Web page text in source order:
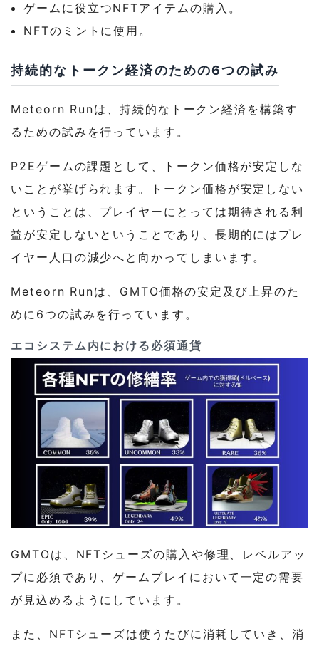
ゲームに役立つNFTアイテムの購入。
NFTのミントに使用。
持続的なトークン経済のための6つの試み
Meteorn Runは、持続的なトークン経済を構築す
るための試みを行っています。
P2Eゲームの課題として、トークン価格が安定しな
いことが挙げられます。トークン価格が安定しない
ということは、プレイヤーにとっては期待される利
益が安定しないということであり、長期的にはプレ
イヤー人口の減少へと向かってしまいます。
Meteorn Runは、GMTO価格の安定及び上昇のた
めに6つの試みを行っています。
エコシステム内における必須通貨
GMTOは、NFTシューズの購入や修理、レベルアッ
プに必須であり、ゲームプレイにおいて一定の需要
が見込めるようにしています。
また、NFTシューズは使うたびに消耗していき、消